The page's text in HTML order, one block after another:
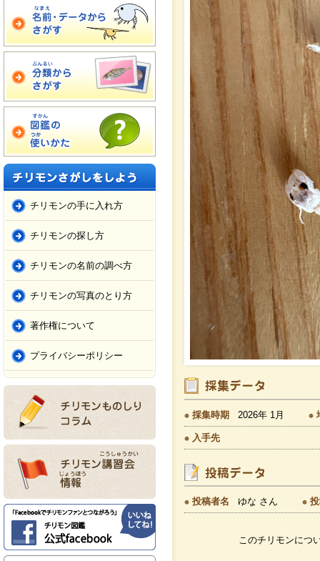
チリモンの手に入れ方
チリモンの探し方
チリモンの名前の調べ方
チリモンの写真のとり方
著作権について
プライバシーポリシー
採集時期 2026年 1月
入手先
投稿者名 ゆな さん
このチリモンにつ